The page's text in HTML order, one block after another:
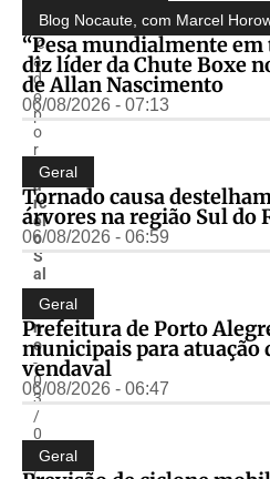
bl
ic
a
d
o
p
o
r
M
a
rc
el
o
S
al
z
a
n
o
-
0
3
/
0
3
/
Blog Nocaute, com Marcel
“Pesa mundialmente em
diz líder da Chute Boxe
de Allan Nascimento
06/08/2026 - 07:13
Geral
Tornado causa
árvores na região Sul do
06/08/2026 - 06:59
Geral
Prefeitura de Porto
municipais para atuação
vendaval
06/08/2026 - 06:47
Geral